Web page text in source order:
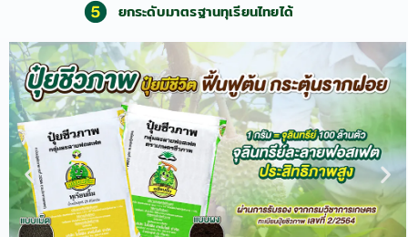
ยกระดับมาตรฐานทุเรียนไทยได้